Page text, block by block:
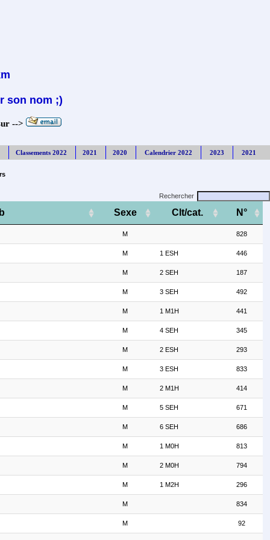
son nom ;)
-->
Classements 2022 2021 2020 Calendrier 2022 2023 2021
Rechercher
Sexe Clt/cat. N°
M 828
M 1 ESH 446
M 2 SEH 187
M 3 SEH 492
M 1 M1H 441
M 4 SEH 345
M 2 ESH 293
M 3 ESH 833
M 2 M1H 414
M 5 SEH 671
M 6 SEH 686
M 1 M0H 813
M 2 M0H 794
M 1 M2H 296
M 834
M 92